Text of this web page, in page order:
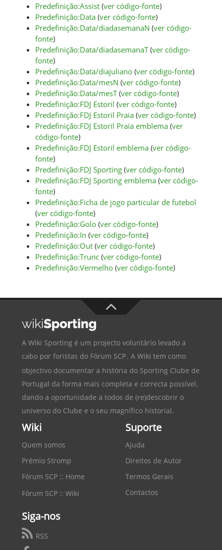
Predefinição:Assist(ver código-fonte)
Predefinição:Data(ver código-fonte)
Predefinição:Data/diadasemanaN (ver código-
fonte)
Predefinição:Data/diadasemanaT(ver código-
fonte)
Predefinição:Data/diajuliano(ver código-fonte)
Predefinição:Data/mesN (ver código-fonte)
Predefinição:Data/mesT(ver código-fonte)
Predefinição:FDJ Estoril (ver código-fonte)
Predefinição:FDJ Estoril Praia(ver código-fonte)
Predefinição:FDJ Estoril Praia emblema(ver
código-fonte)
Predefinição:FDJ Estoril emblema(ver código-
fonte)
Predefinição:FDJ Sporting(ver código-fonte)
Predefinição:FDJ Sporting emblema(ver código-
fonte)
Predefinição:Ficha de jogo particular de futebol
(ver código-fonte)
Predefinição:Golo(ver código-fonte)
Predefinição:In (ver código-fonte)
Predefinição:Out(ver código-fonte)
Predefinição:Trunc(ver código-fonte)
Predefinição:Vermelho(ver código-fonte)
A Wiki Sporting é um projecto voluntário levado a
cabo por foristas do Fórum SCP. A Wiki tem como
objectivo documentar a história do Sporting Clube de
Portugal da forma mais completa e correcta possível,
dando a oportunidade a todos de (re)descobrir o
universo do Clube e o seu magnífico historial.
Wiki
Quem somos
Prémio Stromp
Fórum SCP :: Home
Fórum SCP :: Wiki
Suporte
Ajuda
Direitos de Autor
Termos Gerais
Contactos
Siga-nos
RSS